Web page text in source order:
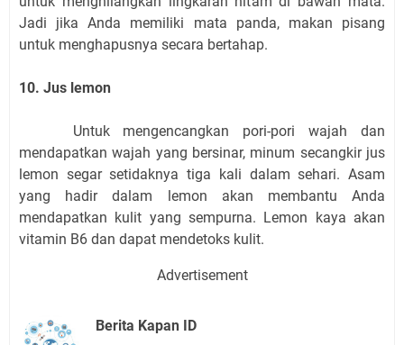
Jadi jika Anda memiliki mata panda, makan pisang
untuk menghapusnya secara bertahap.
10. Jus lemon
Untuk mengencangkan pori-pori wajah dan
mendapatkan wajah yang bersinar, minum secangkir jus
lemon segar setidaknya tiga kali dalam sehari. Asam
yang hadir dalam lemon akan membantu Anda
mendapatkan kulit yang sempurna. Lemon kaya akan
vitamin B6 dan dapat mendetoks kulit.
Advertisement
Berita Kapan ID